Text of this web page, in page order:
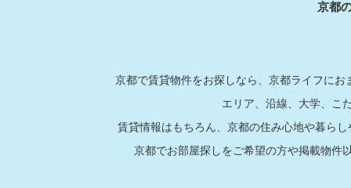
京都
京都で賃貸物件をお探しなら、京都ライフに
エリア、沿線、大学、こ
賃貸情報はもちろん、京都の住み心地や暮ら
京都でお部屋探しをご希望の方や掲載物件